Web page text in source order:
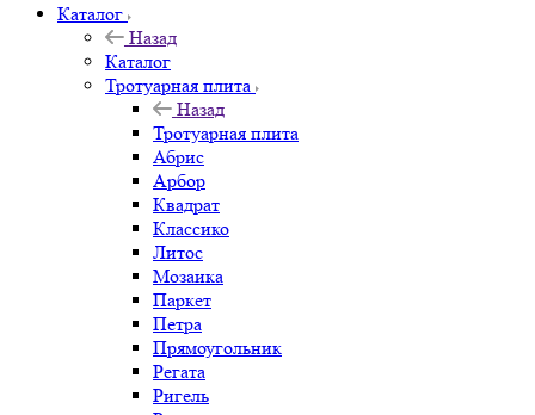
Каталог
Назад
Каталог
Тротуарная плита
Назад
Тротуарная плита
Абрис
Арбор
Квадрат
Классико
Литос
Мозаика
Паркет
Петра
Прямоугольник
Регата
Ригель